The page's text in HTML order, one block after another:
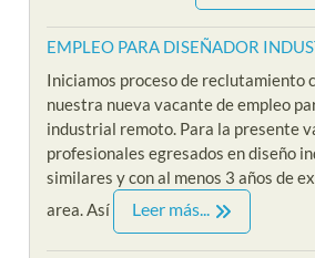
EMPLEO PARA DISEÑADOR
Iniciamos proceso de reclutamiento
nuestra nueva vacante de empleo
industrial remoto. Para la presente
profesionales egresados en diseño
similares y con al menos 3 años de
area. Así
Leer más...